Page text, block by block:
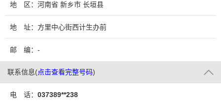
地 区：河南省 新乡市 长垣县
地 址：方里中心街西计生办前
邮 编：-
联系信息(点击查看完整号码)
电 话： 037389**238